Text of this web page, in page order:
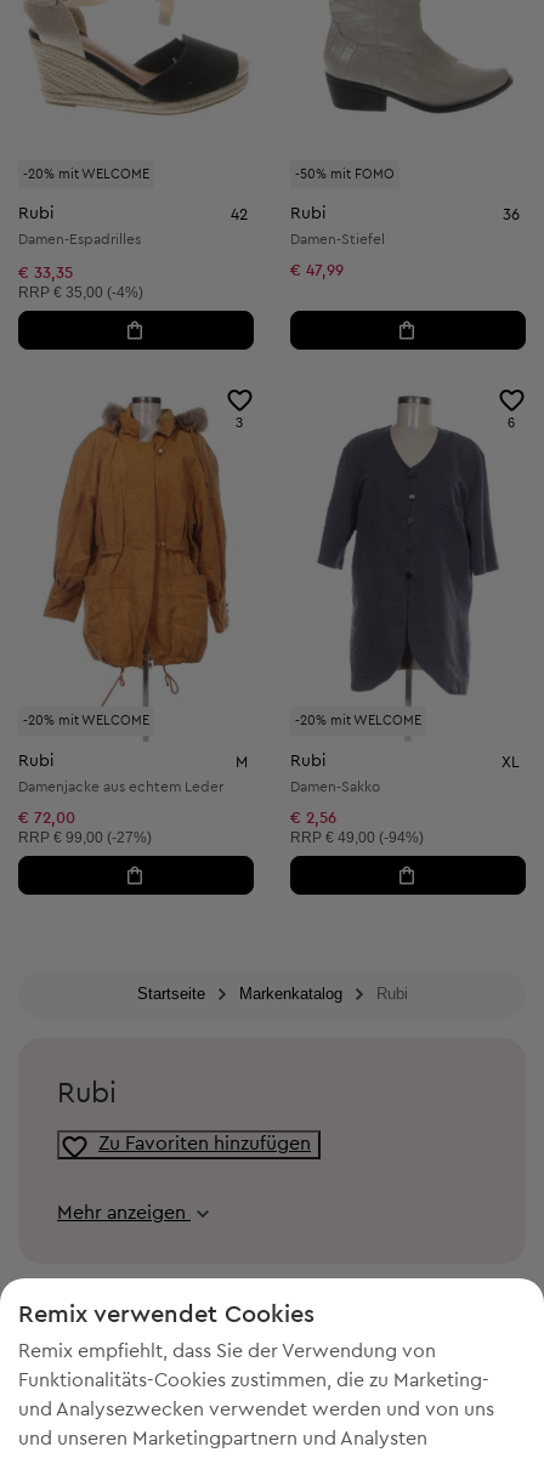
-20% mit WELCOME
Rubi 42
Damen-Espadrilles
€ 33,35
Unverbindliche Preisempfehlung:
RRP € 35,00 (-4%)
-50% mit FOMO
Rubi 36
Damen-Stiefel
€ 47,99
-20% mit WELCOME
3
Rubi M
Damenjacke aus echtem Leder
€ 72,00
Unverbindliche Preisempfehlung:
RRP € 99,00 (-27%)
-20% mit WELCOME
6
Rubi XL
Damen-Sakko
€ 2,56
Unverbindliche Preisempfehlung:
RRP € 49,00 (-94%)
Startseite Markenkatalog Rubi
Rubi
Zu Favoriten hinzufügen
Mehr anzeigen
Remix verwendet Cookies
Remix empfiehlt, dass Sie der Verwendung von
Funktionalitäts-Cookies zustimmen, die zu Marketing-
und Analysezwecken verwendet werden und von uns
und unseren Marketingpartnern und Analysten